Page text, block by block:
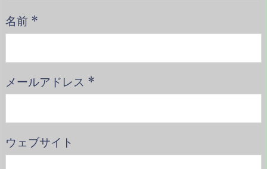
名前 *
メールアドレス *
ウェブサイト